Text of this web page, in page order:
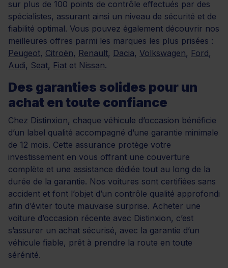
sur plus de 100 points de contrôle effectués par des
spécialistes, assurant ainsi un niveau de sécurité et de
fiabilité optimal. Vous pouvez également découvrir nos
meilleures offres parmi les marques les plus prisées :
Peugeot, Citroën, Renault, Dacia, Volkswagen, Ford,
Audi, Seat, Fiat et Nissan.
Des garanties solides pour un
achat en toute confiance
Chez Distinxion, chaque véhicule d’occasion bénéficie
d’un label qualité accompagné d’une garantie minimale
de 12 mois. Cette assurance protège votre
investissement en vous offrant une couverture
complète et une assistance dédiée tout au long de la
durée de la garantie. Nos voitures sont certifiées sans
accident et font l’objet d’un contrôle qualité approfondi
afin d’éviter toute mauvaise surprise. Acheter une
voiture d’occasion récente avec Distinxion, c’est
s’assurer un achat sécurisé, avec la garantie d’un
véhicule fiable, prêt à prendre la route en toute
sérénité.